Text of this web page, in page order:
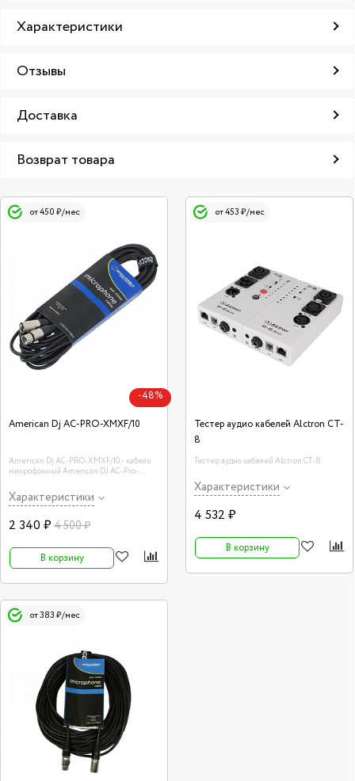
Характеристики
Отзывы
Доставка
Возврат товара
-48%
от 450 ₽/мес
American Dj AC-PRO-XMXF/10
American Dj AC-PRO-XMXF/10 - кабель
микрофонный American DJ AC-Pro-
длина: 10 метров, разъёмы: XLRM-XLRF,
соединители: Neutrik, цвет: черный.
Характеристики
4 500 ₽
2 340 ₽
В корзину
от 453 ₽/мес
Тестер аудио кабелей Alctron CT-
8
Тестер аудио кабелей Alctron CT-8
Характеристики
4 532 ₽
В корзину
от 383 ₽/мес